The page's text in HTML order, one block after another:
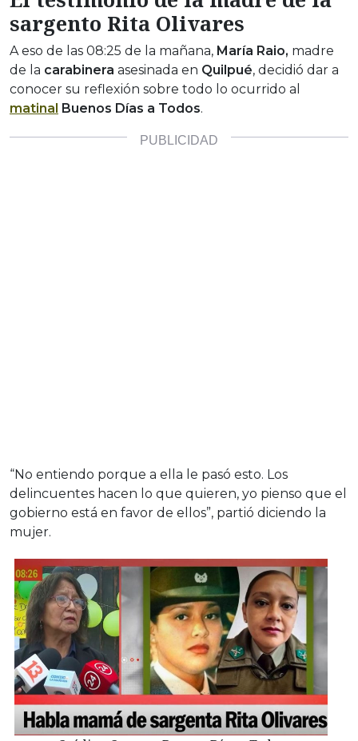
sargento Rita Olivares
A eso de las 08:25 de la mañana, María Raio, madre
de la carabinera asesinada en Quilpué, decidió dar a
conocer su reflexión sobre todo lo ocurrido al
matinal
Buenos Días a Todos.
“No entiendo porque a ella le pasó esto. Los
delincuentes hacen lo que quieren, yo pienso que el
gobierno está en favor de ellos”, partió diciendo la
mujer.